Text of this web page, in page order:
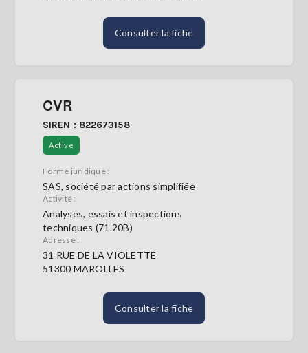
Consulter la fiche
CVR
SIREN : 822673158
Active
Forme juridique :
SAS, société par actions simplifiée
Activité :
Analyses, essais et inspections
techniques (71.20B)
Adresse :
31 RUE DE LA VIOLETTE
51300 MAROLLES
Consulter la fiche